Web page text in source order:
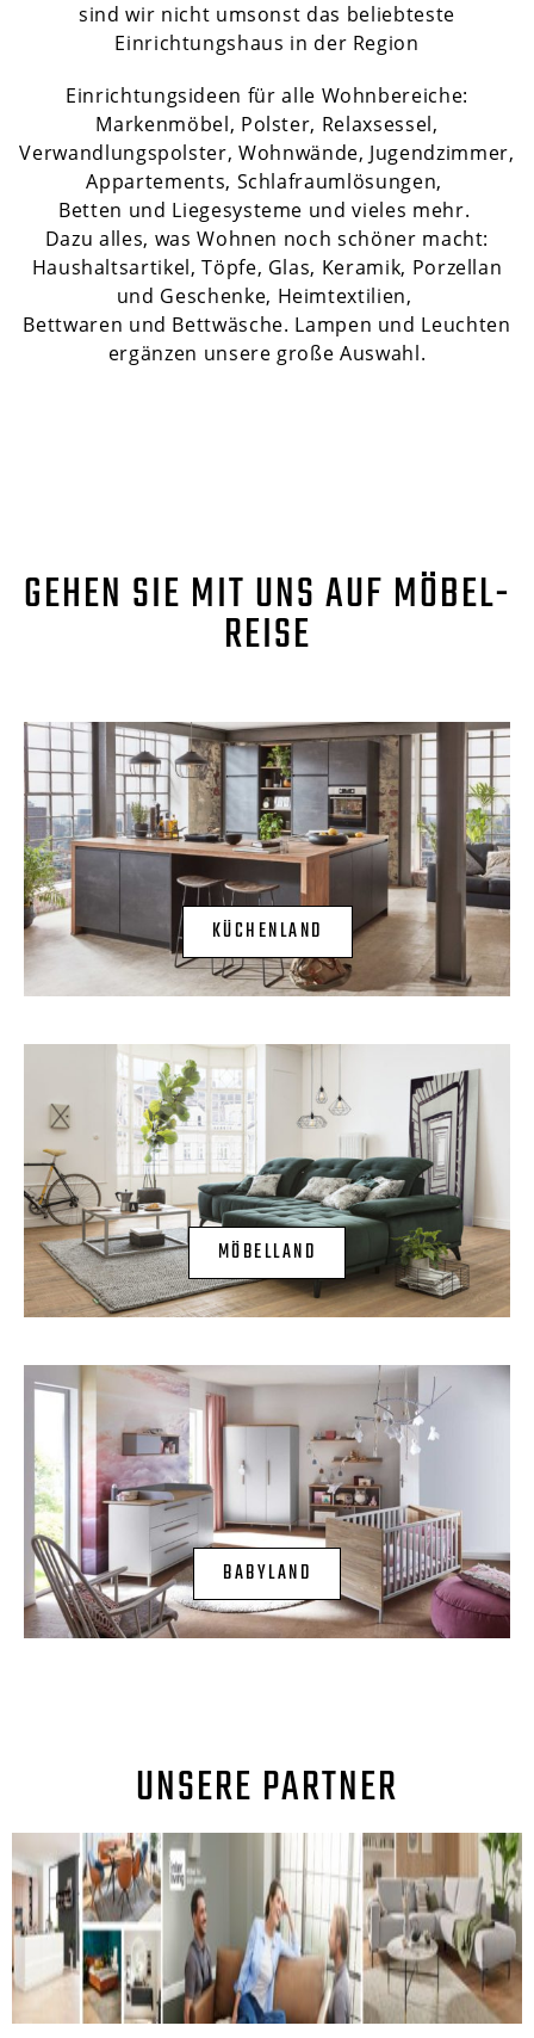
sind wir nicht umsonst das beliebteste
Einrichtungshaus in der Region
Einrichtungsideen für alle Wohnbereiche:
Markenmöbel, Polster, Relaxsessel,
Verwandlungspolster, Wohnwände, Jugendzimmer,
Appartements, Schlafraumlösungen,
Betten und Liegesysteme und vieles mehr.
Dazu alles, was Wohnen noch schöner macht:
Haushaltsartikel, Töpfe, Glas, Keramik, Porzellan
und Geschenke, Heimtextilien,
Bettwaren und Bettwäsche. Lampen und Leuchten
ergänzen unsere große Auswahl.
GEHEN SIE MIT UNS AUF MÖBEL-
REISE
KÜCHENLAND
MÖBELLAND
BABYLAND
UNSERE PARTNER